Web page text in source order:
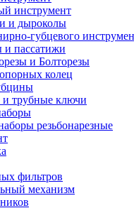
инструмент
и дыроколы
губцевого
и пассатижи
и Болторезы
колец
и трубные ключи
резьбонарезные
фильтров
механизм